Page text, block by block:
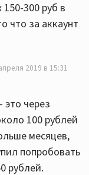
300 руб в
что за аккаунт
2019 в 15:31
это через
100 рублей
месяцев,
попробовать
рублей.